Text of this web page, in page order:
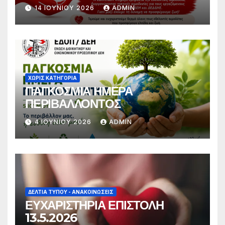
14 ΙΟΥΝΊΟΥ 2026 ADMIN
ΧΩΡΊΣ ΚΑΤΗΓΟΡΊΑ
ΠΑΓΚΟΣΜΙΑ ΗΜΕΡΑ
ΠΕΡΙΒΑΛΛΟΝΤΟΣ
4 ΙΟΥΝΊΟΥ 2026 ADMIN
ΔΕΛΤΊΑ ΤΎΠΟΥ - ΑΝΑΚΟΙΝΏΣΕΙΣ
ΕΥΧΑΡΙΣΤΗΡΙΑ ΕΠΙΣΤΟΛΗ
13.5.2026